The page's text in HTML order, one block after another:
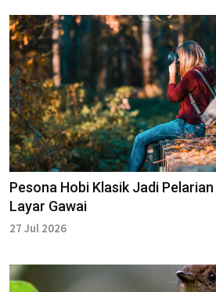
Pesona Hobi Klasik Jadi
Layar Gawai
27 Jul 2026